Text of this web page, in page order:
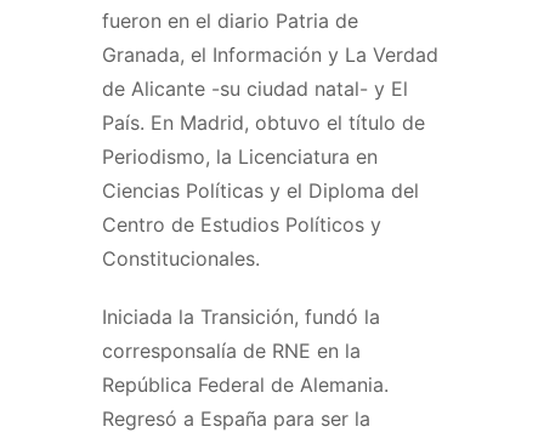
fueron en el diario Patria de
Granada, el Información y La Verdad
de Alicante -su ciudad natal- y El
País. En Madrid, obtuvo el título de
Periodismo, la Licenciatura en
Ciencias Políticas y el Diploma del
Centro de Estudios Políticos y
Constitucionales.
Iniciada la Transición, fundó la
corresponsalía de RNE en la
República Federal de Alemania.
Regresó a España para ser la